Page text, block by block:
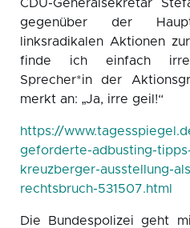
CDU-Generalsekretär
gegenüber der
linksradikalen Aktionen
finde ich einfach
Sprecher*in der
merkt an: „Ja, irre geil!“
https://
geforderte-adbusting-
kreuzberger-ausstellung-
rechtsbruch-531507.html
Die Bundespolizei geht